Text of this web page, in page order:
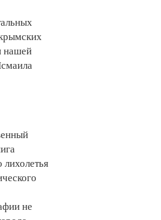
нашей
не